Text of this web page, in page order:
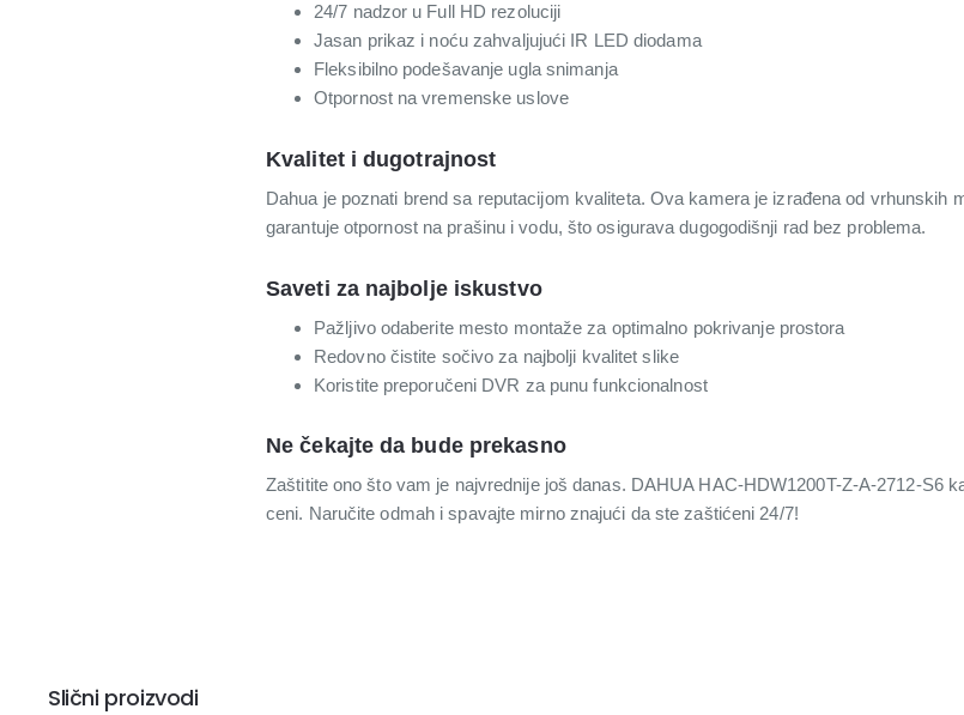
24/7 nadzor u Full HD rezoluciji
Jasan prikaz i noću zahvaljujući IR LED diodama
Fleksibilno podešavanje ugla snimanja
Otpornost na vremenske uslove
Kvalitet i dugotrajnost
Dahua je poznati brend sa reputacijom kvaliteta. Ova kamera je izrađena od vrhunskih
garantuje otpornost na prašinu i vodu, što osigurava dugogodišnji rad bez problema.
Saveti za najbolje iskustvo
Pažljivo odaberite mesto montaže za optimalno pokrivanje prostora
Redovno čistite sočivo za najbolji kvalitet slike
Koristite preporučeni DVR za punu funkcionalnost
Ne čekajte da bude prekasno
Zaštitite ono što vam je najvrednije još danas. DAHUA HAC-HDW1200T-Z-A-2712-S6
ceni. Naručite odmah i spavajte mirno znajući da ste zaštićeni 24/7!
Slični proizvodi